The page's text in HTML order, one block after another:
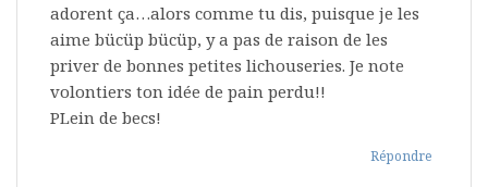
adorent ça…alors comme tu dis, puisque je les
aime bücüp bücüp, y a pas de raison de les
priver de bonnes petites lichouseries. Je note
volontiers ton idée de pain perdu!!
PLein de becs!
Répondre